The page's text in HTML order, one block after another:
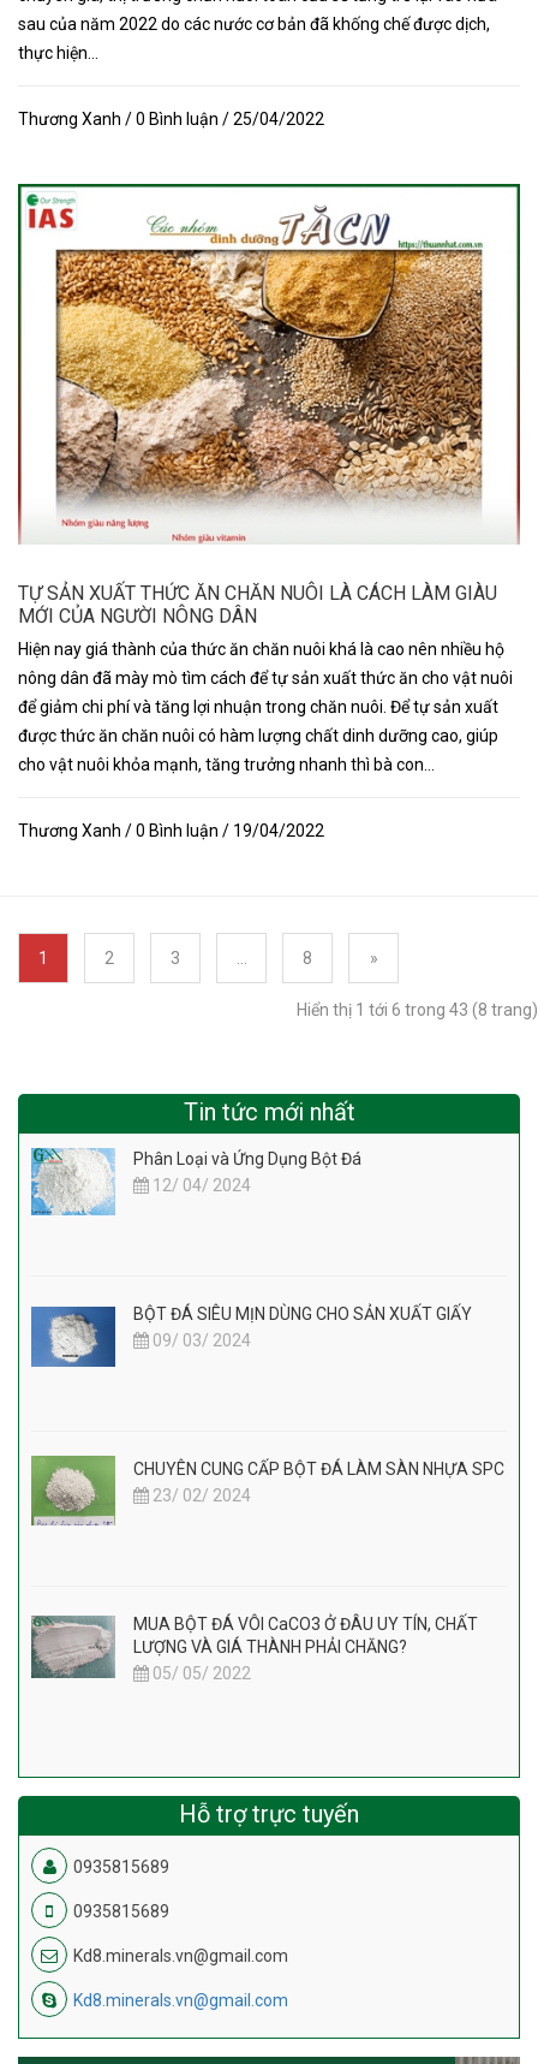
sau của năm 2022 do các nước cơ bản đã khống chế được dịch,
thực hiện...
Thương Xanh / 0 Bình luận / 25/04/2022
TỰ SẢN XUẤT THỨC ĂN CHĂN NUÔI LÀ CÁCH LÀM GIÀU
MỚI CỦA NGƯỜI NÔNG DÂN
Hiện nay giá thành của thức ăn chăn nuôi khá là cao nên nhiều hộ
nông dân đã mày mò tìm cách để tự sản xuất thức ăn cho vật nuôi
để giảm chi phí và tăng lợi nhuận trong chăn nuôi. Để tự sản xuất
được thức ăn chăn nuôi có hàm lượng chất dinh dưỡng cao, giúp
cho vật nuôi khỏa mạnh, tăng trưởng nhanh thì bà con...
Thương Xanh / 0 Bình luận / 19/04/2022
1 2 3 8 »
Hiển thị 1 tới 6 trong 43 (8 trang)
Tin tức mới nhất
Phân Loại và Ứng Dụng Bột Đá
12/ 04/ 2024
BỘT ĐÁ SIÊU MỊN DÙNG CHO SẢN XUẤT GIẤY
09/ 03/ 2024
CHUYÊN CUNG CẤP BỘT ĐÁ LÀM SÀN NHỰA SPC
23/ 02/ 2024
MUA BỘT ĐÁ VÔI CaCO3 Ở ĐÂU UY TÍN, CHẤT
LƯỢNG VÀ GIÁ THÀNH PHẢI CHĂNG?
05/ 05/ 2022
Hỗ trợ trực tuyến
0935815689
0935815689
Kd8.minerals.vn@gmail.com
Kd8.minerals.vn@gmail.com